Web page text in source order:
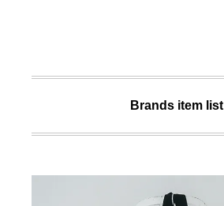
Brands item list